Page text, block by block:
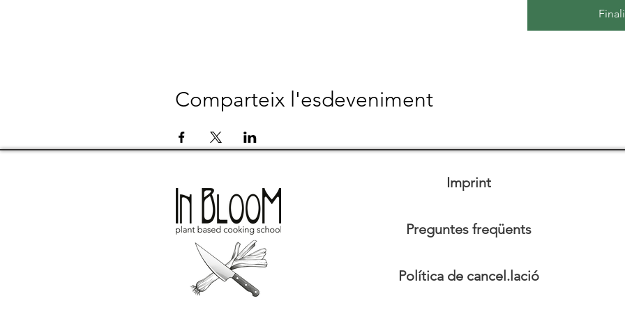
Comparteix l'esdeveniment
Imprint
Preguntes freqüents
Política de cancel.lació